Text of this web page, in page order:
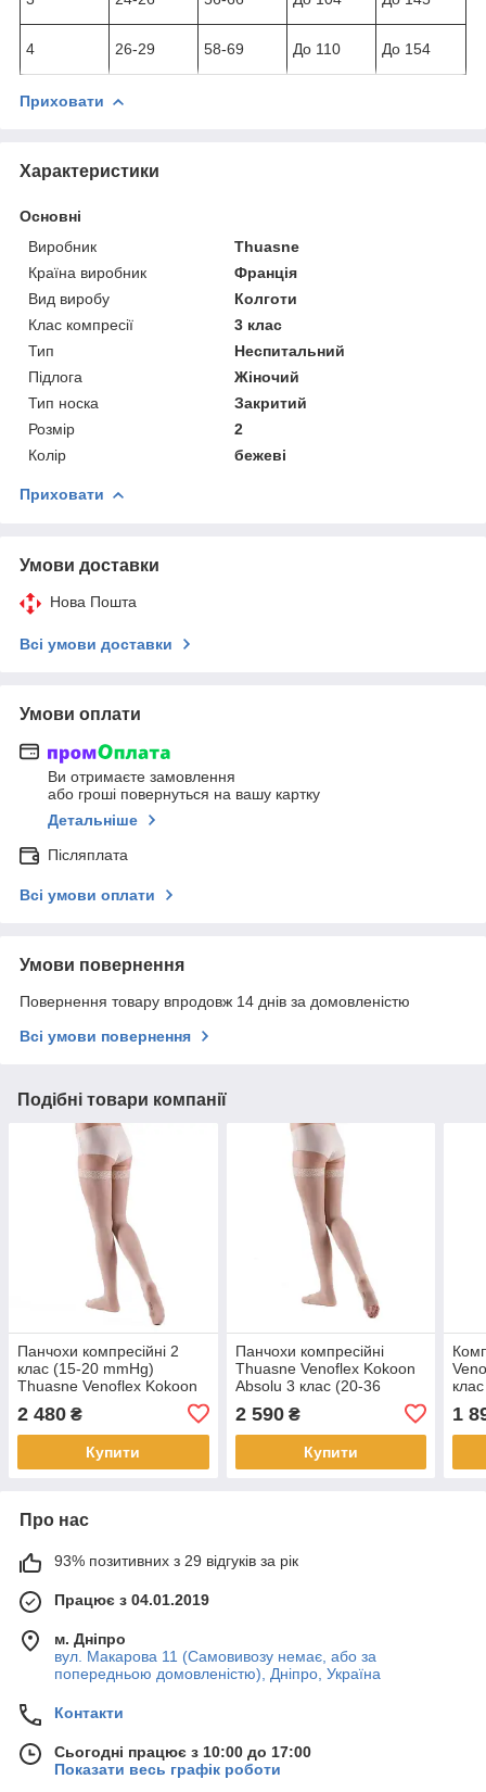
4 26-29 58-69 До 110 До 154
Приховати
Характеристики
Основні
Виробник
Thuasne
Країна виробник
Франція
Вид виробу
Колготи
Клас компресії
3 клас
Тип
Неспитальний
Підлога
Жіночий
Тип носка
Закритий
Розмір
2
Колір
бежеві
Приховати
Умови доставки
Нова Пошта
Всі умови доставки
Умови оплати
Ви отримаєте замовлення
або гроші повернуться на вашу картку
Детальніше
Післяплата
Всі умови оплати
Умови повернення
Повернення товару впродовж 14 днів за домовленістю
Всі умови повернення
Подібні товари компанії
Панчохи компресійні 2
клас (15-20 mmHg)
Thuasne Venoflex Kokoon
2 480 ₴
Купити
Панчохи компресійні
Thuasne Venoflex Kokoon
Absolu 3 клас (20-36
відкритим носком, бежеві
2 590₴
Купити
1
Про нас
93% позитивних з 29 відгуків за рік
Працює з 04.01.2019
м. Дніпро
вул. Макарова 11 (Самовивозу немає, або за
попередньою домовленістю), Дніпро, Україна
Контакти
Сьогодні працює з 10:00 до 17:00
Показати весь графік роботи